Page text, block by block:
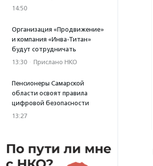
14:50
Организация «Продвижение»
и компания «Инва-Титан»
будут сотрудничать
13:30 · Прислано НКО
Пенсионеры Самарской
области освоят правила
цифровой безопасности
13:27